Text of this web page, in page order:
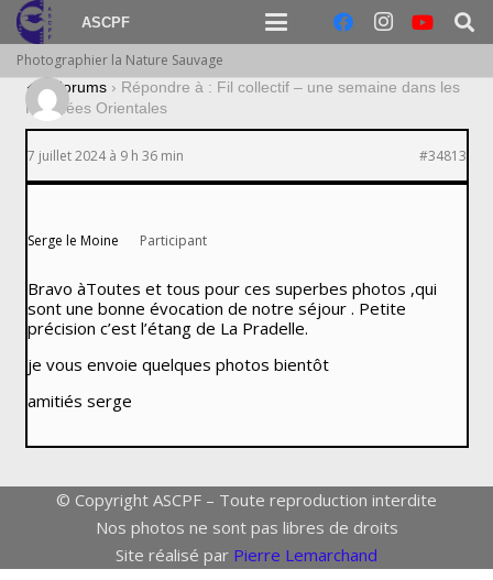
ASCPF
Photographier la Nature Sauvage
› Forums › Répondre à : Fil collectif – une semaine dans les
Pyrénées Orientales
7 juillet 2024 à 9 h 36 min #34813
Serge le Moine Participant
Bravo àToutes et tous pour ces superbes photos ,qui
sont une bonne évocation de notre séjour . Petite
précision c’est l’étang de La Pradelle.
je vous envoie quelques photos bientôt
amitiés serge
© Copyright ASCPF – Toute reproduction interdite
Nos photos ne sont pas libres de droits
Site réalisé par Pierre Lemarchand